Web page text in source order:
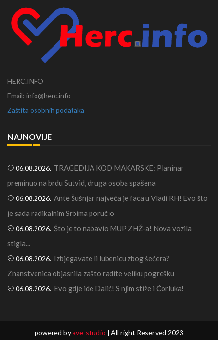
HERC.INFO
Email: info@herc.info
Zaštita osobnih podataka
NAJNOVIJE
06.08.2026. TRAGEDIJA KOD MAKARSKE: Planinar
preminuo na brdu Sutvid, druga osoba spašena
06.08.2026. Ante Šušnjar najveća je faca u Vladi RH! Evo što
je sada radikalnim Srbima poručio
06.08.2026. Što je to nabavio MUP ZHŽ-a! Nova vozila
stigla...
06.08.2026. Izbjegavate li lubenicu zbog šećera?
Znanstvenica objasnila zašto radite veliku pogrešku
06.08.2026. Evo gdje ide Dalić! S njim stiže i Ćorluka!
powered byave-studio | All right Reserved 2023